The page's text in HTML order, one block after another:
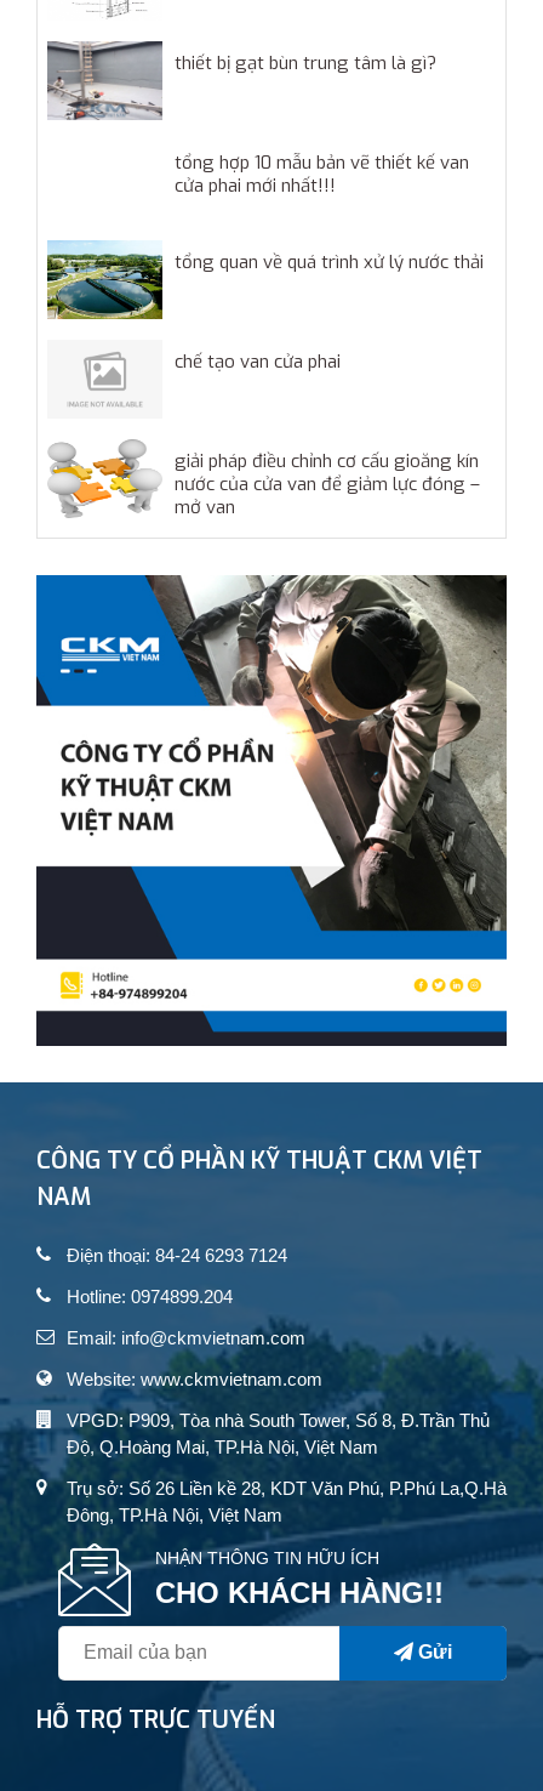
thiết bị gạt bùn trung tâm là gì?
tổng hợp 10 mẫu bản vẽ thiết kế van
cửa phai mới nhất!!!
tổng quan về quá trình xử lý nước thải
chế tạo van cửa phai
giải pháp điều chỉnh cơ cấu gioăng kín
nước của cửa van để giảm lực đóng –
mở van
CÔNG TY CỔ PHẦN KỸ THUẬT CKM VIỆT
NAM
Điện thoại: 84-24 6293 7124
Hotline: 0974899.204
Email: info@ckmvietnam.com
Website: www.ckmvietnam.com
VPGD: P909, Tòa nhà South Tower, Số 8, Đ.Trần Thủ
Độ, Q.Hoàng Mai, TP.Hà Nội, Việt Nam
Trụ sở: Số 26 Liền kề 28, KDT Văn Phú, P.Phú La,Q.Hà
Đông, TP.Hà Nội, Việt Nam
NHẬN THÔNG TIN HỮU ÍCH
CHO KHÁCH HÀNG!!
Gửi
HỖ TRỢ TRỰC TUYẾN